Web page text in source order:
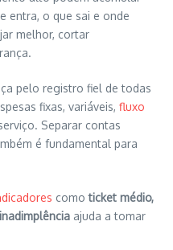
entra, o que sai e onde
melhor, cortar
pelo registro fiel de todas
fixas, variáveis, fluxo
Separar contas
é fundamental para
comoticket médio,
ajuda a tomar